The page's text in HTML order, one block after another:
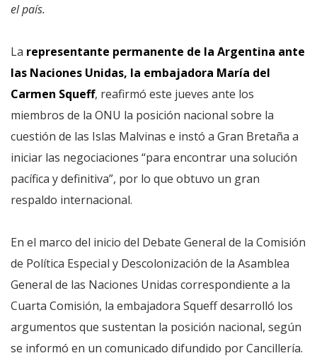
el país.
La representante permanente de la Argentina ante
las Naciones Unidas, la embajadora María del
Carmen Squeff, reafirmó este jueves ante los
miembros de la ONU la posición nacional sobre la
cuestión de las Islas Malvinas e instó a Gran Bretaña a
iniciar las negociaciones “para encontrar una solución
pacífica y definitiva”, por lo que obtuvo un gran
respaldo internacional.
En el marco del inicio del Debate General de la Comisión
de Política Especial y Descolonización de la Asamblea
General de las Naciones Unidas correspondiente a la
Cuarta Comisión, la embajadora Squeff desarrolló los
argumentos que sustentan la posición nacional, según
se informó en un comunicado difundido por Cancillería.